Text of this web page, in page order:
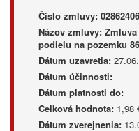
Číslo zmluvy:
Názov zmluvy:
podielu na pozemku
Dátum uzavretia:
Dátum účinnosti:
Dátum platnosti do:
Celková hodnota: 1,98
Dátum zverejnenia: